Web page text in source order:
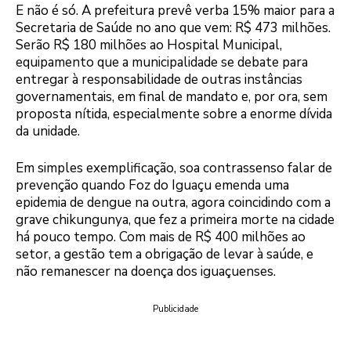
E não é só. A prefeitura prevê verba 15% maior para a
Secretaria de Saúde no ano que vem: R$ 473 milhões.
Serão R$ 180 milhões ao Hospital Municipal,
equipamento que a municipalidade se debate para
entregar à responsabilidade de outras instâncias
governamentais, em final de mandato e, por ora, sem
proposta nítida, especialmente sobre a enorme dívida
da unidade.
Em simples exemplificação, soa contrassenso falar de
prevenção quando Foz do Iguaçu emenda uma
epidemia de dengue na outra, agora coincidindo com a
grave chikungunya, que fez a primeira morte na cidade
há pouco tempo. Com mais de R$ 400 milhões ao
setor, a gestão tem a obrigação de levar à saúde, e
não remanescer na doença dos iguaçuenses.
Publicidade